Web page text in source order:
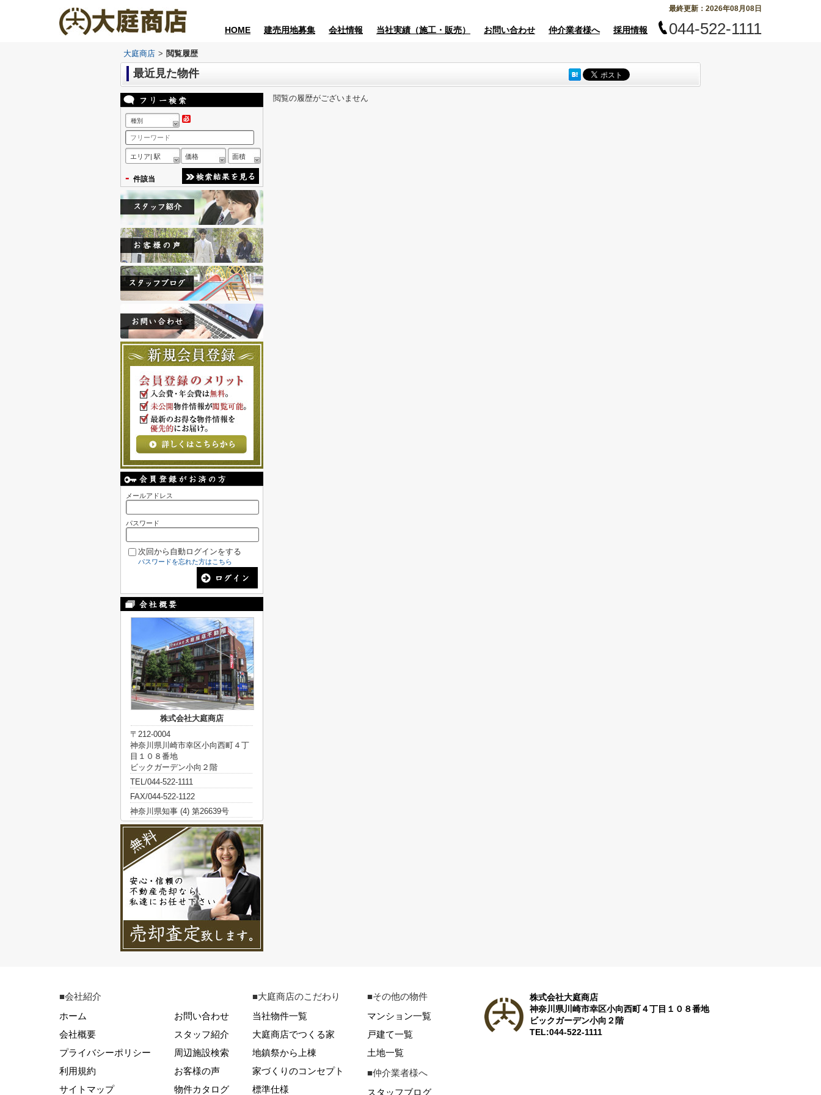
最終更新：2026年08月08日
HOME 建売用地募集 会社情報 当社実績（施工・販売） お問い合わせ 仲介業者様へ 採用情報 044-522-1111
大庭商店 > 閲覧履歴
最近見た物件
閲覧の履歴がございません
種別
エリア| 駅 価格 面積
- 件該当
メールアドレス
パスワード
次回から自動ログインをする
パスワードを忘れた方はこちら
株式会社大庭商店
〒212-0004
神奈川県川崎市幸区小向西町４丁
目１０８番地
ビックガーデン小向２階
TEL/044-522-1111
FAX/044-522-1122
神奈川県知事 (4) 第26639号
■会社紹介
ホーム
会社概要
プライバシーポリシー
利用規約
サイトマップ
お問い合わせ
スタッフ紹介
周辺施設検索
お客様の声
物件カタログ
■大庭商店のこだわり
当社物件一覧
大庭商店でつくる家
地鎮祭から上棟
家づくりのコンセプト
標準仕様
■その他の物件
マンション一覧
戸建て一覧
土地一覧
■仲介業者様へ
スタッフブログ
株式会社大庭商店
神奈川県川崎市幸区小向西町４丁目１０８番地
ビックガーデン小向２階
TEL:044-522-1111